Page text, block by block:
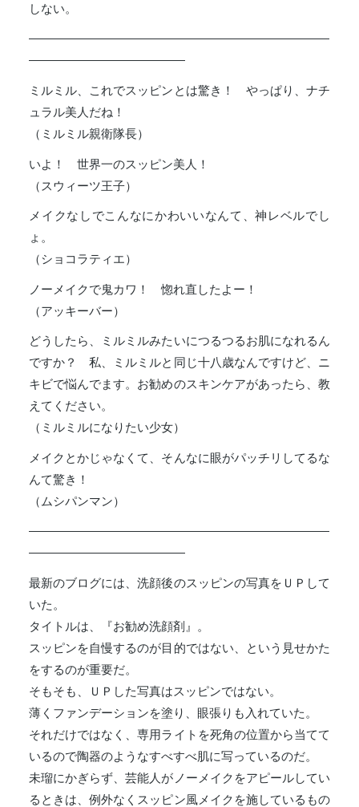
しない。
―――――――――――――――――――――――――
―――――――――――――
ミルミル、これでスッピンとは驚き！ やっぱり、ナチ
ュラル美人だね！
（ミルミル親衛隊長）
いよ！ 世界一のスッピン美人！
（スウィーツ王子）
メイクなしでこんなにかわいいなんて、神レベルでし
ょ。
（ショコラティエ）
ノーメイクで鬼カワ！ 惚れ直したよー！
（アッキーバー）
どうしたら、ミルミルみたいにつるつるお肌になれるん
ですか？ 私、ミルミルと同じ十八歳なんですけど、ニ
キビで悩んでます。お勧めのスキンケアがあったら、教
えてください。
（ミルミルになりたい少女）
メイクとかじゃなくて、そんなに眼がパッチリしてるな
んて驚き！
（ムシパンマン）
―――――――――――――――――――――――――
―――――――――――――
最新のブログには、洗顔後のスッピンの写真をＵＰして
いた。
タイトルは、『お勧め洗顔剤』。
スッピンを自慢するのが目的ではない、という見せかた
をするのが重要だ。
そもそも、ＵＰした写真はスッピンではない。
薄くファンデーションを塗り、眼張りも入れていた。
それだけではなく、専用ライトを死角の位置から当てて
いるので陶器のようなすべすべ肌に写っているのだ。
未瑠にかぎらず、芸能人がノーメイクをアピールしてい
るときは、例外なくスッピン風メイクを施しているもの